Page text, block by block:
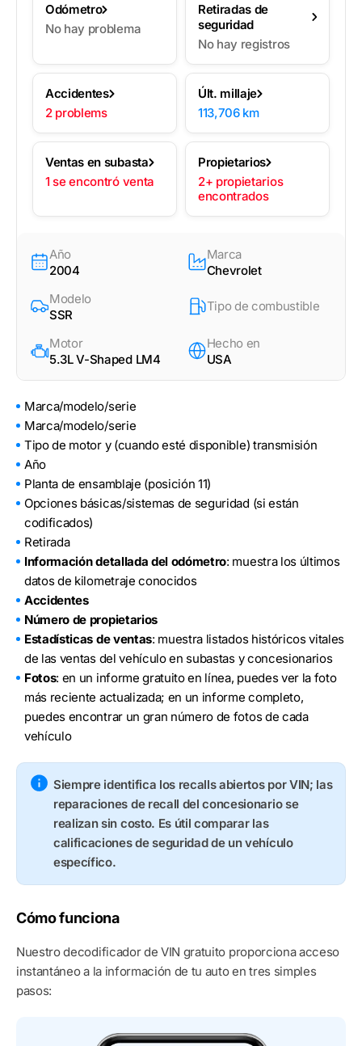
Odómetro
No hay problema
Retiradas de
seguridad
No hay registros
Accidentes
2 problems
Últ. millaje
113,706 km
Ventas en subasta
1 se encontró venta
Propietarios
2+ propietarios
encontrados
Año
2004
Marca
Chevrolet
Modelo
SSR
Tipo de combustible
Motor
5.3L V-Shaped LM4
Hecho en
USA
Marca/modelo/serie
Marca/modelo/serie
Tipo de motor y (cuando esté disponible) transmisión
Año
Planta de ensamblaje (posición 11)
Opciones básicas/sistemas de seguridad (si están
codificados)
Retirada
Información detallada del odómetro: muestra los últimos
datos de kilometraje conocidos
Accidentes
Número de propietarios
Estadísticas de ventas: muestra listados históricos vitales
de las ventas del vehículo en subastas y concesionarios
Fotos: en un informe gratuito en línea, puedes ver la foto
más reciente actualizada; en un informe completo,
puedes encontrar un gran número de fotos de cada
vehículo
Siempre identifica los recalls abiertos por VIN; las
reparaciones de recall del concesionario se
realizan sin costo. Es útil comparar las
calificaciones de seguridad de un vehículo
específico.
Cómo funciona
Nuestro decodificador de VIN gratuito proporciona acceso
instantáneo a la información de tu auto en tres simples
pasos: